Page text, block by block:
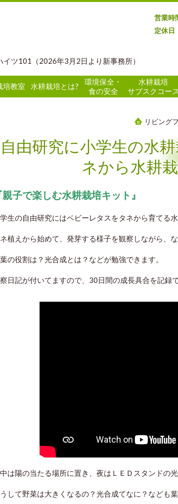
101（2026年3月2日より新事務所）
営業時
定休日
培教室 水耕栽培とは?
環境保全・
食の安全
水耕栽培
サブスクコース
リビング
自由研究に小学生の水
ネから水耕
親子で楽しむ水耕栽培キット』
生の自由研究にはベビーレタスをタネから育てる
植えから始めて、発芽する様子を観察しながら、
の役割は？光合成とは？などが勉強できます。
日記が付いてますので、30日間の成長具合を記録
は陽の当たる場所に置き、夜はＬＥＤスタンドの
して野菜は大きくなるの？光合成てなに？なども